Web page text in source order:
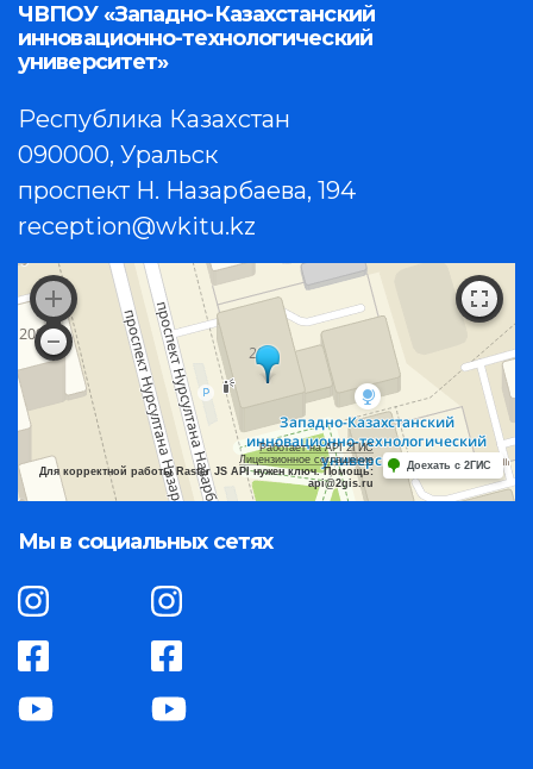
ЧВПОУ «Западно-Казахстанский
инновационно-технологический
университет»
Республика Казахстан
090000, Уральск
проспект Н. Назарбаева, 194
reception@wkitu.kz
Работает на API 2ГИС
Лицензионное соглашение
Для корректной работы Raster JS API нужен ключ. Помощь:
api@2gis.ru
Доехать с 2ГИС
Мы в социальных сетях